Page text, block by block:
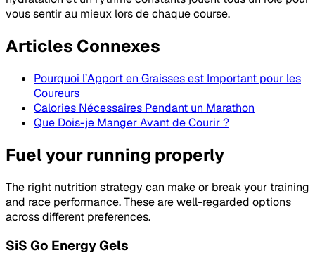
vous sentir au mieux lors de chaque course.
Articles Connexes
Pourquoi l’Apport en Graisses est Important pour les
Coureurs
Calories Nécessaires Pendant un Marathon
Que Dois-je Manger Avant de Courir ?
Fuel your running properly
The right nutrition strategy can make or break your training
and race performance. These are well-regarded options
across different preferences.
SiS Go Energy Gels